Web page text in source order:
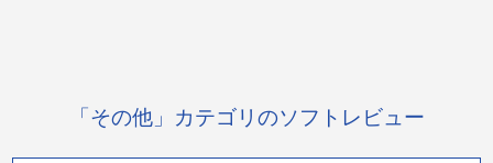
「その他」カテゴリのソフトレビュー